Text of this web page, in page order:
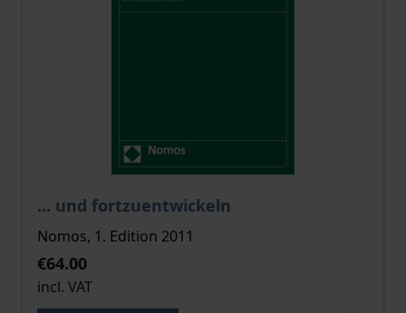
... und fortzuentwickeln
The price depends on the options chosen on the
Nomos, 1. Edition 2011
€64.00
incl. VAT